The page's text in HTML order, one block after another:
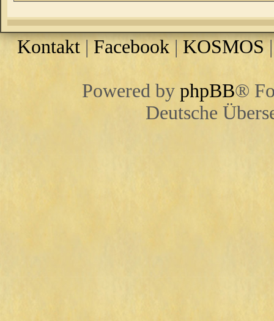
Kontakt|Facebook|KOSMOS
Powered by phpBB®
Deutsche